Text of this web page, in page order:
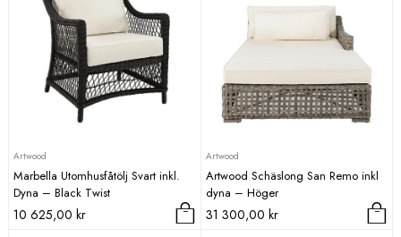
Artwood
Marbella Utomhusfåtölj Svart inkl.
Dyna – Black Twist
10 625,00 kr
Artwood
Artwood Schäslong San Remo inkl
dyna – Höger
31 300,00 kr